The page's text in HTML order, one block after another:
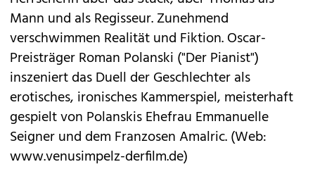
Mann und als Regisseur. Zunehmend
verschwimmen Realität und Fiktion. Oscar-
Preisträger Roman Polanski ("Der Pianist")
inszeniert das Duell der Geschlechter als
erotisches, ironisches Kammerspiel, meisterhaft
gespielt von Polanskis Ehefrau Emmanuelle
Seigner und dem Franzosen Amalric. (Web:
www.venusimpelz-derfilm.de)